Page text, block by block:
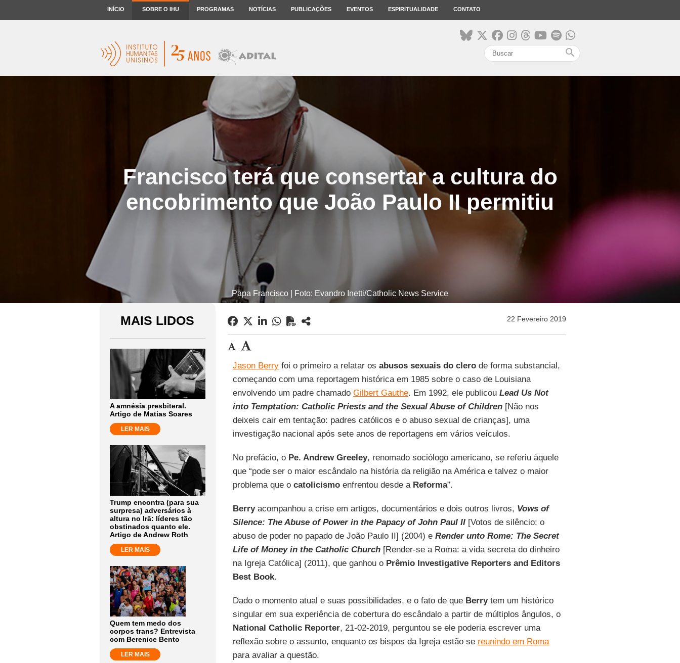
INÍCIO SOBRE O IHU PROGRAMAS NOTÍCIAS PUBLICAÇÕES EVENTOS ESPIRITUALIDADE CONTATO
search
Francisco terá que consertar a cultura do
encobrimento que João Paulo II permitiu
Papa Francisco | Foto: Evandro Inetti/Catholic News Service
MAIS LIDOS
A amnésia presbiteral.
Artigo de Matias Soares
LER MAIS
Trump encontra (para sua
surpresa) adversários à
altura no Irã: líderes tão
obstinados quanto ele.
Artigo de Andrew Roth
LER MAIS
Quem tem medo dos
corpos trans? Entrevista
com Berenice Bento
LER MAIS
22 Fevereiro 2019
Jason Berryfoi o primeiro a relatar os abusos sexuais do clerode forma substancial,
começando com uma reportagem histórica em 1985 sobre o caso de Louisiana
envolvendo um padre chamado Gilbert Gauthe. Em 1992, ele publicou Lead Us Not
into Temptation: Catholic Priests and the Sexual Abuse of Children[Não nos
deixeis cair em tentação: padres católicos e o abuso sexual de crianças], uma
investigação nacional após sete anos de reportagens em vários veículos.
No prefácio, o Pe. Andrew Greeley, renomado sociólogo americano, se referiu àquele
que “pode ser o maior escândalo na história da religião na América e talvez o maior
problema que o catolicismoenfrentou desde a Reforma”.
Berryacompanhou a crise em artigos, documentários e dois outros livros, Vows of
Silence: The Abuse of Power in the Papacy of John Paul II[Votos de silêncio: o
abuso de poder no papado de João Paulo II] (2004) e Render unto Rome: The Secret
Life of Money in the Catholic Church[Render-se a Roma: a vida secreta do dinheiro
na Igreja Católica] (2011), que ganhou o Prêmio Investigative Reporters and Editors
Best Book.
Dado o momento atual e suas possibilidades, e o fato de que Berrytem um histórico
singular em sua experiência de cobertura do escândalo a partir de múltiplos ângulos, o
National Catholic Reporter, 21-02-2019, perguntou se ele poderia escrever uma
reflexão sobre o assunto, enquanto os bispos da Igreja estão se reunindo em Roma
para avaliar a questão.